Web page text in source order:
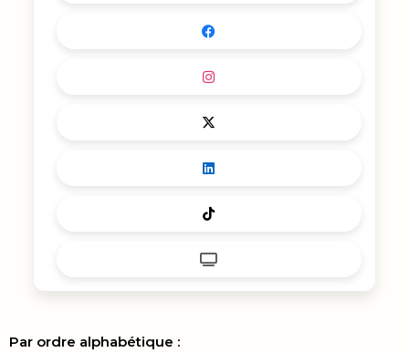
Par ordre alphabétique :